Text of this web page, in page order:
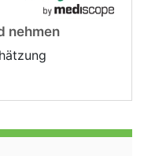
nehmen